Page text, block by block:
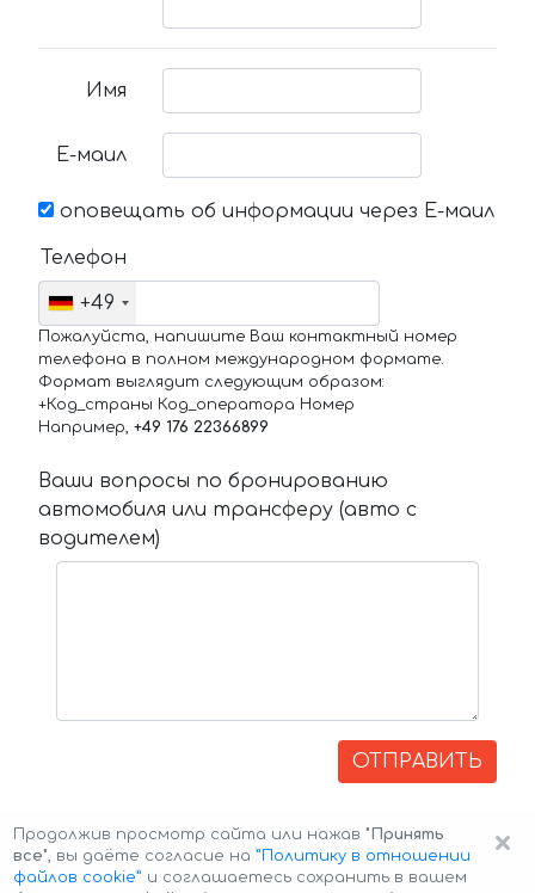
Имя
Е-маил
оповещать об информации через Е-маил
Телефон
+49
Пожалуйста, напишите Ваш контактный номер
телефона в полном международном формате.
Формат выглядит следующим образом:
+Код_страны Код_оператора Номер
Например, +49 176 22366899
Ваши вопросы по бронированию
автомобиля или трансферу (авто с
водителем)
ОТПРАВИТЬ
×
Продолжив просмотр сайта или нажав "Принять
все", вы даёте согласие на ”Политику в отношении
файлов cookie” и соглашаетесь сохранить в вашем